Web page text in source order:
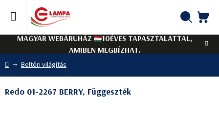
tartalomhoz
MAGYAR WEBÁRUHÁZ
10ÉVES TAPASZTALATTAL,
AMIBEN MEGBÍZHAT.
Kezdőlap
Beltéri világítás
Redo 01-2267 BERRY, Függeszték